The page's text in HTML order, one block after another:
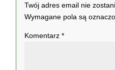
Twój adres email nie
Wymagane pola są
Komentarz*